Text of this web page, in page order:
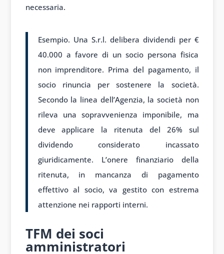
necessaria.
Esempio. Una S.r.l. delibera dividendi per €
40.000 a favore di un socio persona fisica
non imprenditore. Prima del pagamento, il
socio rinuncia per sostenere la società.
Secondo la linea dell’Agenzia, la società non
rileva una sopravvenienza imponibile, ma
deve applicare la ritenuta del 26% sul
dividendo considerato incassato
giuridicamente. L’onere finanziario della
ritenuta, in mancanza di pagamento
effettivo al socio, va gestito con estrema
attenzione nei rapporti interni.
TFM dei soci
amministratori